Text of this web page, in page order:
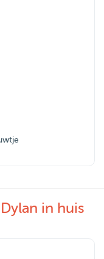
in huis